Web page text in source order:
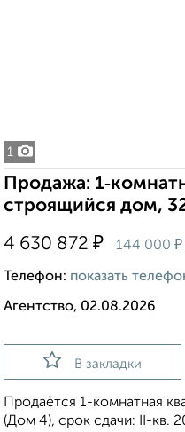
1
Продажа:
строящийся дом,
4 630 872 ₽ 144 000 ₽
Телефон: показать
Агентство, 02.08.2026
В закладки
Продаётся 1-комнатная
(Дом 4), срок сдачи: II-кв.